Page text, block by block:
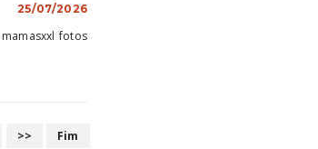
25/07/2026
fotos
>> Fim